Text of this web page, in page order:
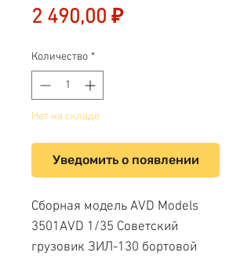
2 490,00 ₽Цена
Количество *
Нет на складе
Уведомить о появлении
Сборная модель AVD Models
3501AVD 1/35 Советский
грузовик ЗИЛ-130 бортовой